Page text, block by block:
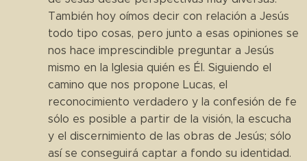
También hoy oímos decir con relación a Jesús
todo tipo cosas, pero junto a esas opiniones se
nos hace imprescindible preguntar a Jesús
mismo en la Iglesia quién es Él. Siguiendo el
camino que nos propone Lucas, el
reconocimiento verdadero y la confesión de fe
sólo es posible a partir de la visión, la escucha
y el discernimiento de las obras de Jesús; sólo
así se conseguirá captar a fondo su identidad.